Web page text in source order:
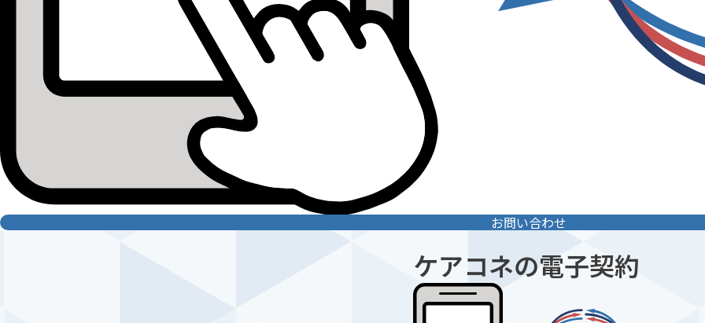
お問い合わせ
ケアコネの電子契約